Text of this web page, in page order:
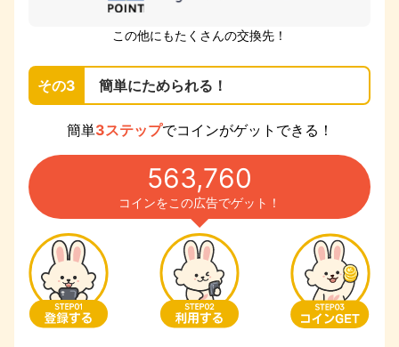
この他にもたくさんの交換先！
その3 簡単にためられる！
簡単3ステップでコインがゲットできる！
563,760
コインをこの広告でゲット！